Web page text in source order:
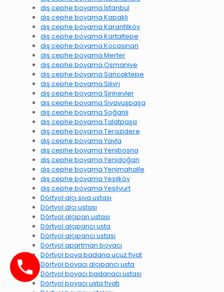
dış cephe boyama İstanbul
dış cephe boyama Kapaklı
dış cephe boyama Karanfilköy
dış cephe boyama Kartaltepe
dış cephe boyama Kocasinan
dış cephe boyama Merter
dış cephe boyama Osmaniye
dış cephe boyama Sancaktepe
dış cephe boyama Silivri
dış cephe boyama Şirinevler
dış cephe boyama Siyavuşpaşa
dış cephe boyama Soğanlı
dış cephe boyama Talatpaşa
dış cephe boyama Terazidere
dış cephe boyama Yayla
dış cephe boyama Yenibosna
dış cephe boyama Yenidoğan
dış cephe boyama Yenimahalle
dış cephe boyama Yeşilköy
dış cephe boyama Yeşilyurt
Dörtyol alçı sıva ustası
Dörtyol alçı ustası
Dörtyol alçıpan ustası
Dörtyol alçıpancı usta
Dörtyol alçıpancı ustası
Dörtyol apartman boyacı
Dörtyol boya badana ucuz fiyat
Dörtyol boyacı alçıpancı usta
Dörtyol boyacı badanacı ustası
Dörtyol boyacı usta fiyatı